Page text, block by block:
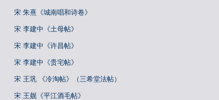
宋 朱熹《城南唱和诗卷》
宋 李建中《土母帖》
宋 李建中《许昌帖》
宋 李建中《贵宅帖》
宋 王巩 《冷淘帖》（三希堂法帖）
宋 王觌《平江酒毛帖》